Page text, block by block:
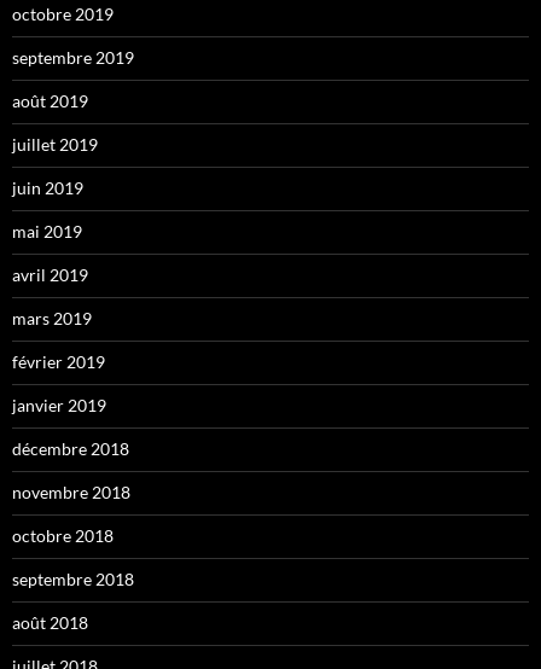
octobre 2019
septembre 2019
août 2019
juillet 2019
juin 2019
mai 2019
avril 2019
mars 2019
février 2019
janvier 2019
décembre 2018
novembre 2018
octobre 2018
septembre 2018
août 2018